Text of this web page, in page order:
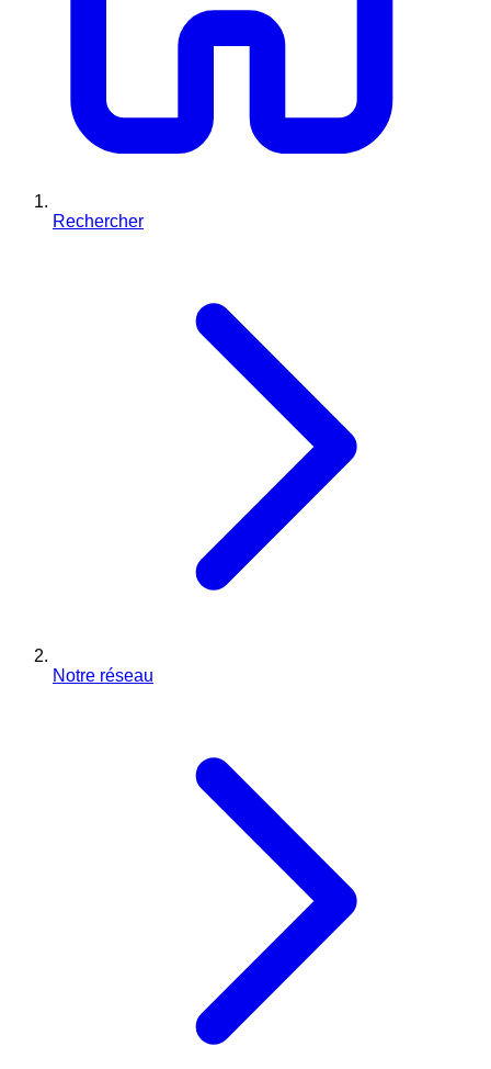
Rechercher
Notre réseau